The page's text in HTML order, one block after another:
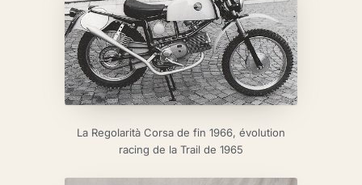
La Regolarità Corsa de fin 1966, évolution
racing de la Trail de 1965